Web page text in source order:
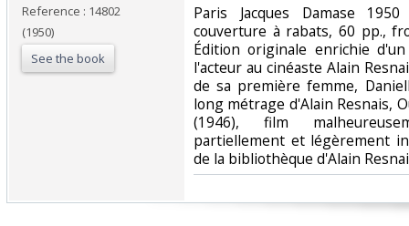
Reference : 14802
(1950)
See the book
‎Paris Jacques Damase
couverture à rabats, 60 pp.,
Édition originale enrichie
l'acteur au cinéaste Alain
de sa première femme,
long métrage d'Alain Resnais,
(1946), film
partiellement et légèrement
de la bibliothèque d'Alain